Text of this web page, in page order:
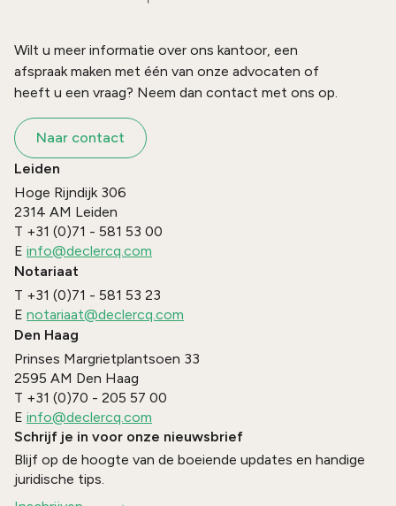
Wilt u meer informatie over ons kantoor, een
afspraak maken met één van onze advocaten of
heeft u een vraag? Neem dan contact met ons op.
Naar contact
Leiden
Hoge Rijndijk 306
2314 AM Leiden
T +31 (0)71 - 581 53 00
E info@declercq.com
Notariaat
T +31 (0)71 - 581 53 23
E notariaat@declercq.com
Den Haag
Prinses Margrietplantsoen 33
2595 AM Den Haag
T +31 (0)70 - 205 57 00
E info@declercq.com
Schrijf je in voor onze nieuwsbrief
Blijf op de hoogte van de boeiende updates en handige
juridische tips.